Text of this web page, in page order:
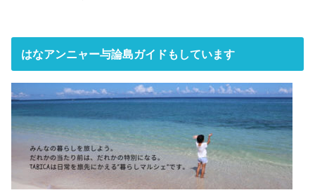
はなアンニャー与論島ガイドもしています